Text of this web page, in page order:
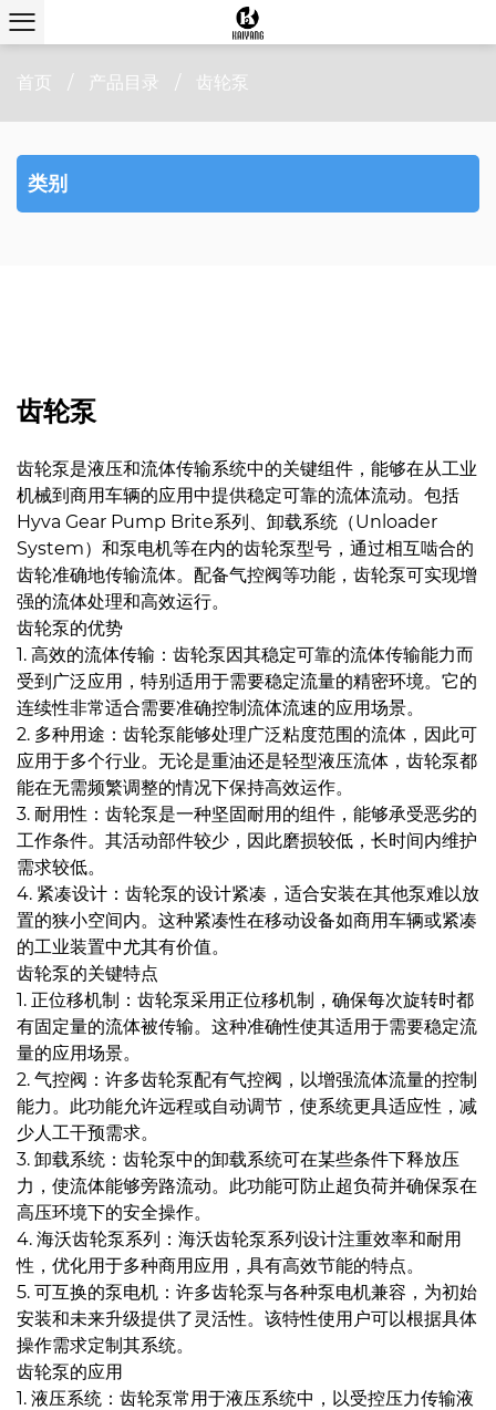
首页 / 产品目录 / 齿轮泵
类别
齿轮泵
齿轮泵是液压和流体传输系统中的关键组件，能够在从工业
机械到商用车辆的应用中提供稳定可靠的流体流动。包括
Hyva Gear Pump Brite系列、卸载系统（Unloader
System）和泵电机等在内的齿轮泵型号，通过相互啮合的
齿轮准确地传输流体。配备气控阀等功能，齿轮泵可实现增
强的流体处理和高效运行。
齿轮泵的优势
1. 高效的流体传输：齿轮泵因其稳定可靠的流体传输能力而
受到广泛应用，特别适用于需要稳定流量的精密环境。它的
连续性非常适合需要准确控制流体流速的应用场景。
2. 多种用途：齿轮泵能够处理广泛粘度范围的流体，因此可
应用于多个行业。无论是重油还是轻型液压流体，齿轮泵都
能在无需频繁调整的情况下保持高效运作。
3. 耐用性：齿轮泵是一种坚固耐用的组件，能够承受恶劣的
工作条件。其活动部件较少，因此磨损较低，长时间内维护
需求较低。
4. 紧凑设计：齿轮泵的设计紧凑，适合安装在其他泵难以放
置的狭小空间内。这种紧凑性在移动设备如商用车辆或紧凑
的工业装置中尤其有价值。
齿轮泵的关键特点
1. 正位移机制：齿轮泵采用正位移机制，确保每次旋转时都
有固定量的流体被传输。这种准确性使其适用于需要稳定流
量的应用场景。
2. 气控阀：许多齿轮泵配有气控阀，以增强流体流量的控制
能力。此功能允许远程或自动调节，使系统更具适应性，减
少人工干预需求。
3. 卸载系统：齿轮泵中的卸载系统可在某些条件下释放压
力，使流体能够旁路流动。此功能可防止超负荷并确保泵在
高压环境下的安全操作。
4. 海沃齿轮泵系列：海沃齿轮泵系列设计注重效率和耐用
性，优化用于多种商用应用，具有高效节能的特点。
5. 可互换的泵电机：许多齿轮泵与各种泵电机兼容，为初始
安装和未来升级提供了灵活性。该特性使用户可以根据具体
操作需求定制其系统。
齿轮泵的应用
1. 液压系统：齿轮泵常用于液压系统中，以受控压力传输液